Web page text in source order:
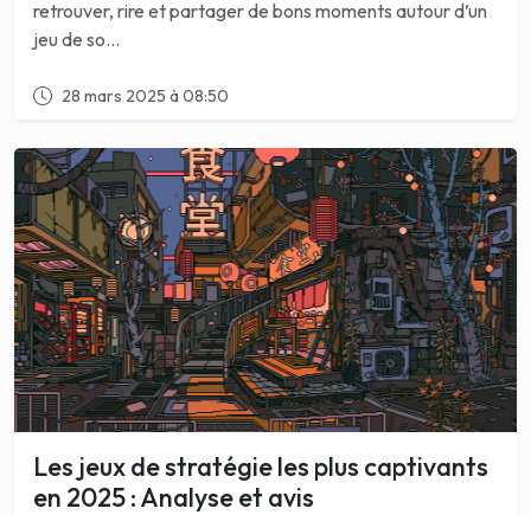
retrouver, rire et partager de bons moments autour d’un
jeu de so...
28 mars 2025 à 08:50
Les jeux de stratégie les plus captivants
en 2025 : Analyse et avis